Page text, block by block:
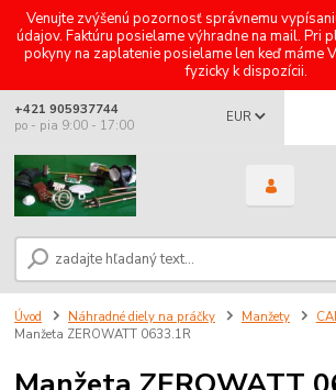
Venujte zvýšenú pozornosť správnemu
údajov. Faktúru posielame výhradne na mail. Pri
pokyny na zaplatenie posielame len keď máme
fyzicky k dispozícii.
EUR
+421 905937744
po - pia 9:00 - 17:00
Úvod Náhradné diely na práčky Manžety
Manžeta ZEROWATT 0633.1R